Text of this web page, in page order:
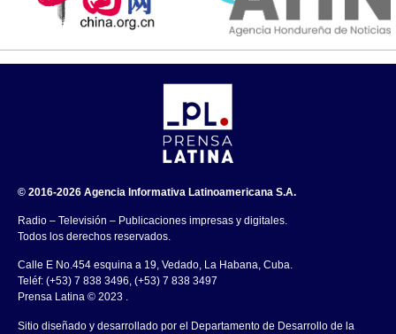
© 2016-2026 Agencia Informativa Latinoamericana S.A.
Radio – Televisión – Publicaciones impresas y digitales.
Todos los derechos reservados.
Calle E No.454 esquina a 19, Vedado, La Habana, Cuba.
Teléf: (+53) 7 838 3496, (+53) 7 838 3497
Prensa Latina © 2023 .
Sitio diseñado y desarrollado por el Departamento de Desarrollo de la